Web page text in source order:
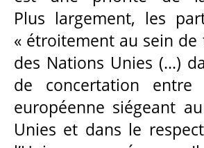
Plus largement, les
« étroitement au sein de
des Nations Unies (...)
de concertation entre
européenne siégeant
Unies et dans le